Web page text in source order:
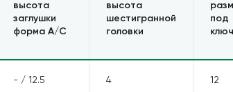
высота
заглушки
форма А/С
высота
шестигранной
головки
под
ключ
- / 12.5 4 12